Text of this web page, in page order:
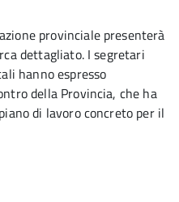
provinciale presenterà
dettagliato. I segretari
hanno espresso
della Provincia, che ha
di lavoro concreto per il